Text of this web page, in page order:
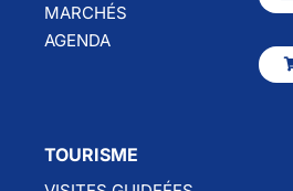
MARCHÉS
AGENDA
TOURISME